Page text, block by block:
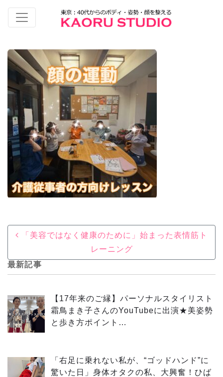
Post navigation
「美容ではなく健康のために」始まった表情筋ト
レーニング
最新記事
【17年来のご縁】パーソナルスタイリスト
霜鳥まき子さんのYouTubeに出演★美姿勢
と歩き方ポイント…
「右足に乗れない私が、“ゴッドハンド”に
驚いた日」身体オタクの私、大興奮！ひば